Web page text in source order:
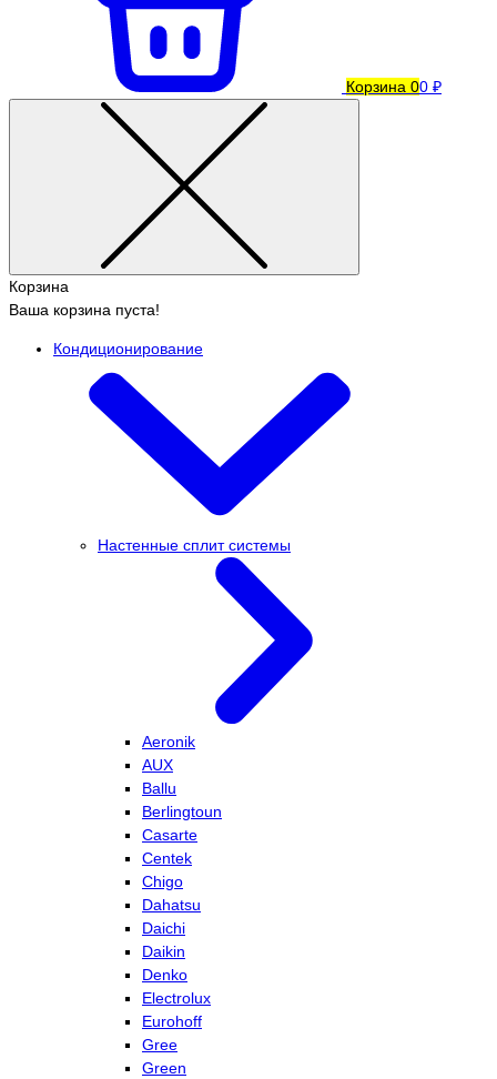
Корзина 00 ₽
Корзина
Ваша корзина пуста!
Кондиционирование
Настенные сплит системы
Aeronik
AUX
Ballu
Berlingtoun
Casarte
Centek
Chigo
Dahatsu
Daichi
Daikin
Denko
Electrolux
Eurohoff
Gree
Green